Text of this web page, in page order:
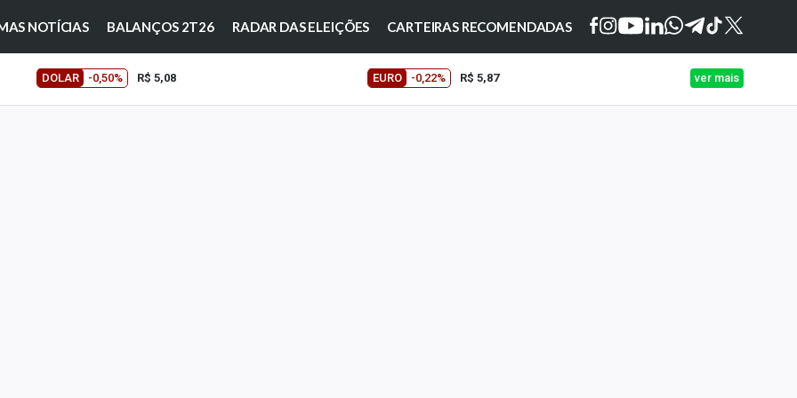
NOTÍCIAS BALANÇOS 2T26 RADAR DAS ELEIÇÕES CARTEIRAS RECOMENDADAS
DOLAR -0,50% R$ 5,08 EURO -0,22% R$ 5,87 ver mais